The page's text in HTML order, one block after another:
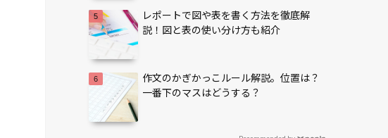
レポートで図や表を書く方法を徹底解
説！図と表の使い分け方も紹介
作文のかぎかっこルール解説。位置は？
一番下のマスはどうする？